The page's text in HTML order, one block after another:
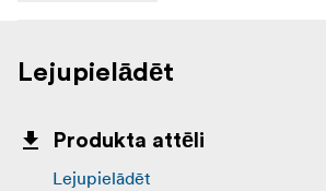
Lejupielādēt
Produkta attēli
Lejupielādēt